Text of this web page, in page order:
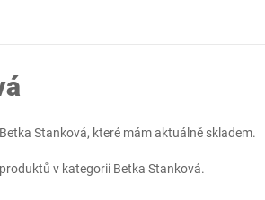
Stanková, které mám aktuálně skladem.
v kategorii Betka Stanková.